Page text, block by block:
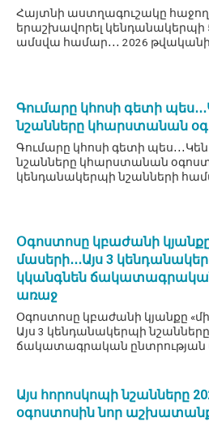
Հայտնի աստղագուշակը
երաշխավորել կենդանակերպի
ամսվա համար․․․ 2026
Գումարը կհոսի գետի
նշանները կհարստանան
Գումարը կհոսի գետի
նշանները կհարստանան
կենդանակերպի նշանների
Օգոստոսը կբաժանի կյանքը
մասերի․․․Այս 3
կկանգնեն
առաջ
Օգոստոսը կբաժանի կյանքը
Այս 3 կենդանակերպի
ճակատագրական ընտրության
Այս հորոսկոպի նշանները
օգոստոսին նոր աշխատանք